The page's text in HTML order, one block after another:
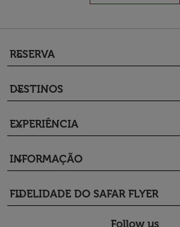
RESERVA
keyboard_arrow_down
DESTINOS
keyboard_arrow_down
EXPERIÊNCIA
keyboard_arrow_down
INFORMAÇÃO
keyboard_arrow_down
FIDELIDADE DO SAFAR FLYER
keyboard_arrow_down
Follow us